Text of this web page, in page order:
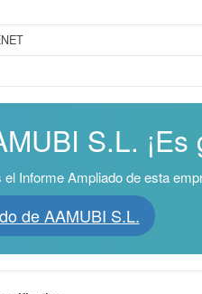
S.L. ¡Es
Informe Ampliado de esta
de AAMUBI S.L.